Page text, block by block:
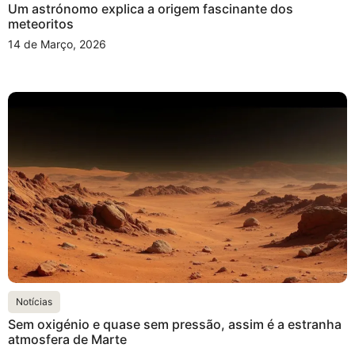
Um astrónomo explica a origem fascinante dos
meteoritos
14 de Março, 2026
Notícias
Sem oxigénio e quase sem pressão, assim é a estranha
atmosfera de Marte